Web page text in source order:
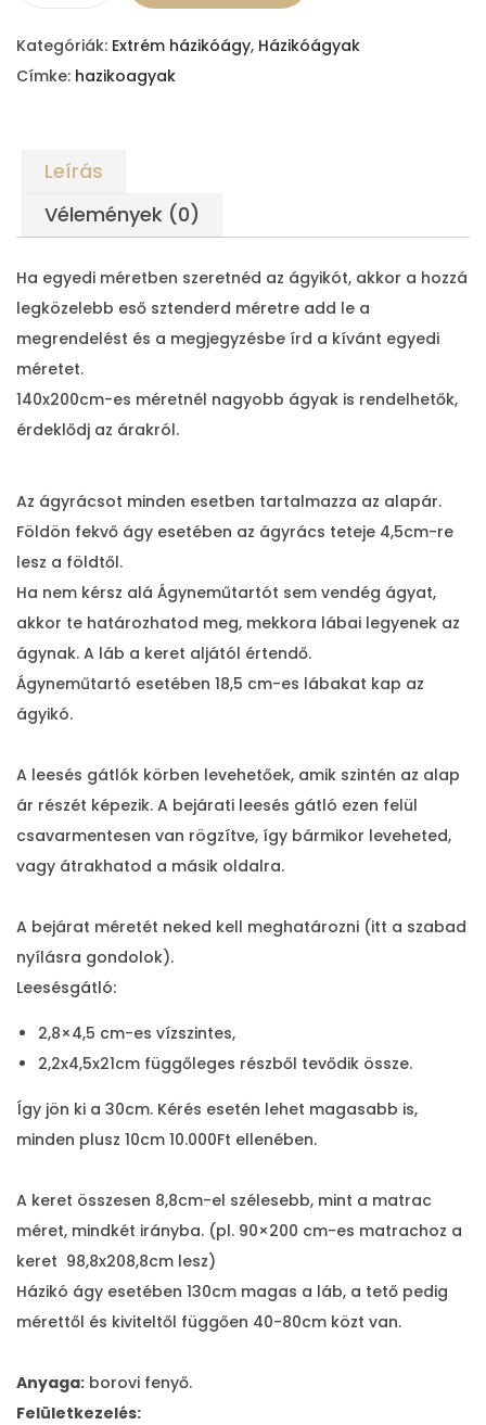
v
i
e
n
n
g
Kategóriák: Extrém házikóágy, Házikóágyak
Címke: hazikoagyak
Leírás
Vélemények (0)
Ha egyedi méretben szeretnéd az ágyikót, akkor a hozzá
legközelebb eső sztenderd méretre add le a
megrendelést és a megjegyzésbe írd a kívánt egyedi
méretet.
140x200cm-es méretnél nagyobb ágyak is rendelhetők,
érdeklődj az árakról.
Az ágyrácsot minden esetben tartalmazza az alapár.
Földön fekvő ágy esetében az ágyrács teteje 4,5cm-re
lesz a földtől.
Ha nem kérsz alá Ágyneműtartót sem vendég ágyat,
akkor te határozhatod meg, mekkora lábai legyenek az
ágynak. A láb a keret aljától értendő.
Ágyneműtartó esetében 18,5 cm-es lábakat kap az
ágyikó.
A leesés gátlók körben levehetőek, amik szintén az alap
ár részét képezik. A bejárati leesés gátló ezen felül
csavarmentesen van rögzítve, így bármikor leveheted,
vagy átrakhatod a másik oldalra.
A bejárat méretét neked kell meghatározni (itt a szabad
nyílásra gondolok).
Leesésgátló:
2,8×4,5 cm-es vízszintes,
2,2x4,5x21cm függőleges részből tevődik össze.
Így jön ki a 30cm. Kérés esetén lehet magasabb is,
minden plusz 10cm 10.000Ft ellenében.
A keret összesen 8,8cm-el szélesebb, mint a matrac
méret, mindkét irányba. (pl. 90×200 cm-es matrachoz a
keret 98,8x208,8cm lesz)
Házikó ágy esetében 130cm magas a láb, a tető pedig
mérettől és kiviteltől függően 40-80cm közt van.
Anyaga: borovi fenyő.
Felületkezelés: